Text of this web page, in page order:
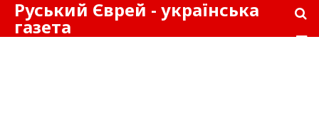
Руський Єврей - українська
газета